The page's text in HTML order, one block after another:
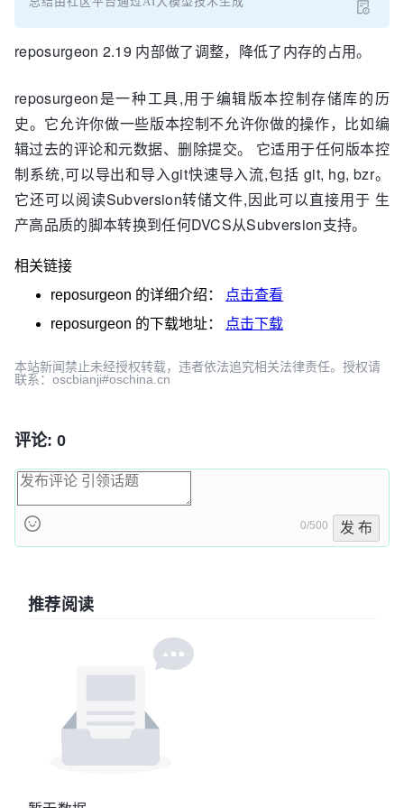
reposurgeon 2.19 内部做了调整，降低了内存的占用。
reposurgeon是一种工具,用于编辑版本控制存储库的历
史。它允许你做一些版本控制不允许你做的操作，比如编
辑过去的评论和元数据、删除提交。 它适用于任何版本控
制系统,可以导出和导入git快速导入流,包括 git, hg, bzr。
它还可以阅读Subversion转储文件,因此可以直接用于 生
产高品质的脚本转换到任何DVCS从Subversion支持。
相关链接
reposurgeon 的详细介绍：
点击查看
reposurgeon 的下载地址： 点击下载
本站新闻禁止未经授权转载，违者依法追究相关法律责任。授权请
联系：oscbianji#oschina.cn
评论: 0
0/500 发 布
推荐阅读